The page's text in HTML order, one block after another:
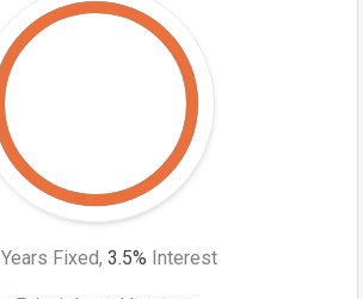
Years Fixed, 3.5% Interest